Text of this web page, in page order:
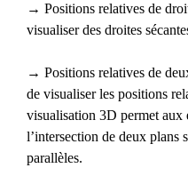
→ Positions relatives de
visualiser des droites
→ Positions relatives de
de visualiser les positions
visualisation 3D permet aux
l’intersection de deux plans
parallèles.